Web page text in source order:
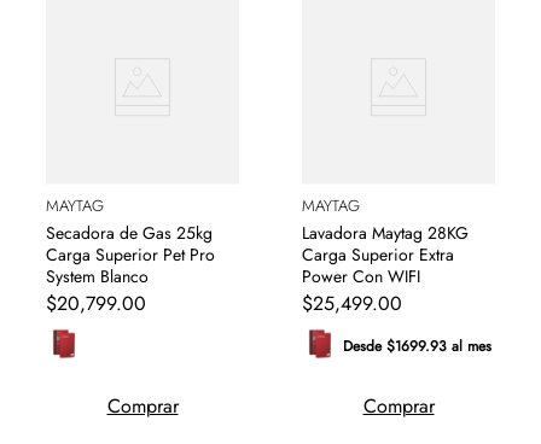
MAYTAG
Secadora de Gas 25kg
Carga Superior Pet Pro
System Blanco
$20,799.00
Comprar
MAYTAG
Lavadora Maytag 28KG
Carga Superior Extra
Power Con WIFI
$25,499.00
Desde $1699.93 al mes
Comprar